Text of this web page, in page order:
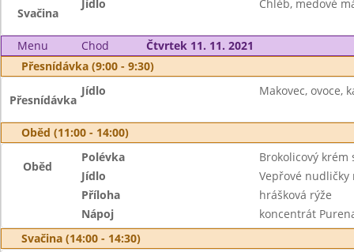
Svačina
Jídlo Chléb, medové
Menu Chod
Čtvrtek 11. 11. 2021
Přesnídávka (9:00 - 9:30)
Přesnídávka
Jídlo Makovec, ovoce,
Oběd (11:00 - 14:00)
Oběd
Polévka
Brokolicový krém
Jídlo
Vepřové nudličky
Příloha
hrášková rýže
Nápoj
koncentrát
Svačina (14:00 - 14:30)